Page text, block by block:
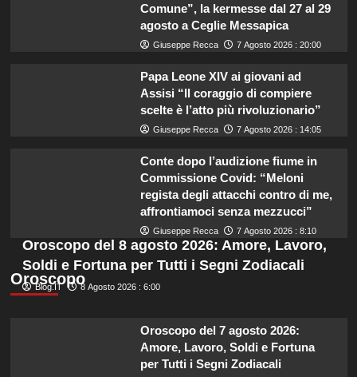
Comune”, la kermesse dal 27 al 29
agosto a Ceglie Messapica
Giuseppe Recca 7 Agosto 2026 : 20:00
Papa Leone XIV ai giovani ad
Assisi “Il coraggio di compiere
scelte è l’atto più rivoluzionario”
Giuseppe Recca 7 Agosto 2026 : 14:05
Conte dopo l’audizione fiume in
Commissione Covid: “Meloni
regista degli attacchi contro di me,
affrontiamoci senza mezzucci”
Giuseppe Recca 7 Agosto 2026 : 8:10
Oroscopo
Oroscopo del 8 agosto 2026: Amore, Lavoro,
Soldi e Fortuna per Tutti i Segni Zodiacali
Blog.IT 8 Agosto 2026 : 6:00
Oroscopo del 7 agosto 2026:
Amore, Lavoro, Soldi e Fortuna
per Tutti i Segni Zodiacali